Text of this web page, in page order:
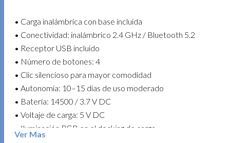
• Carga inalámbrica con base incluida
• Conectividad: inalámbrico 2.4 GHz / Bluetooth 5.2
• Receptor USB incluido
• Número de botones: 4
• Clic silencioso para mayor comodidad
• Autonomía: 10–15 días de uso moderado
• Batería: 14500 / 3.7 V DC
• Voltaje de carga: 5 V DC
• Iluminación RGB en el docking de carga
Ver Mas